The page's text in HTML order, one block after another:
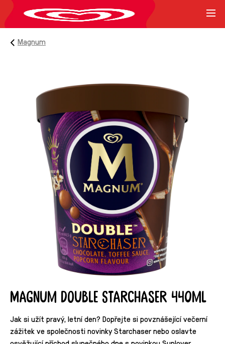
Magnum
Magnum Double Starchaser 440ml
Jak si užít pravý, letní den? Dopřejte si povznášející večerní
zážitek ve společnosti novinky Starchaser nebo oslavte